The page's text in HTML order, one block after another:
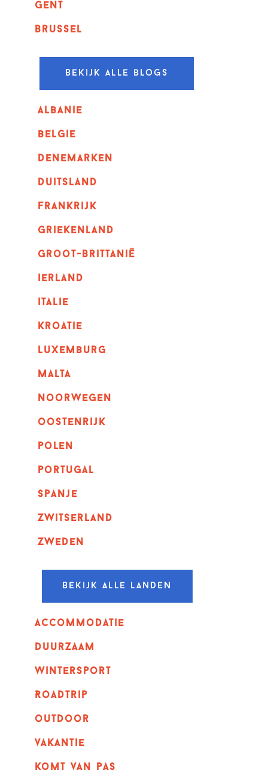
GENT
Brussel
Bekijk alle blogs
albanie
belgie
denemarken
duitsland
frankrijk
griekenland
Groot-Brittanië
ierland
italie
kroatie
luxemburg
malta
noorwegen
oostenrijk
polen
portugal
spanje
zwitserland
zweden
Bekijk alle landen
Accommodatie
Duurzaam
wintersport
Roadtrip
outdoor
vakantie
komt van pas